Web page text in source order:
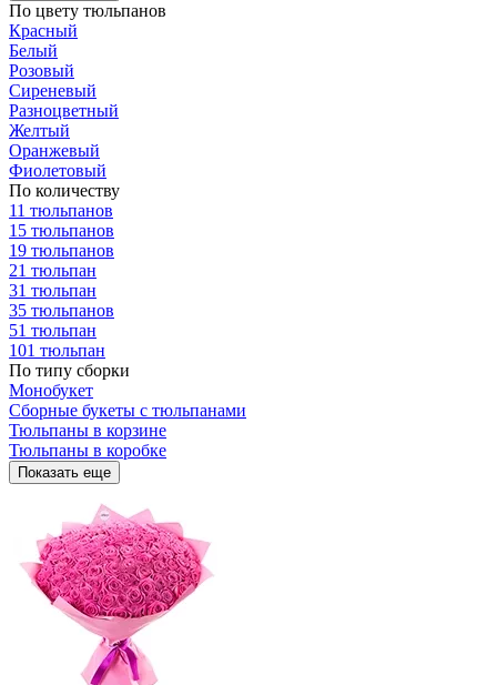
По цвету тюльпанов
Красный
Белый
Розовый
Сиреневый
Разноцветный
Желтый
Оранжевый
Фиолетовый
По количеству
11 тюльпанов
15 тюльпанов
19 тюльпанов
21 тюльпан
31 тюльпан
35 тюльпанов
51 тюльпан
101 тюльпан
По типу сборки
Монобукет
Сборные букеты с тюльпанами
Тюльпаны в корзине
Тюльпаны в коробке
Показать еще